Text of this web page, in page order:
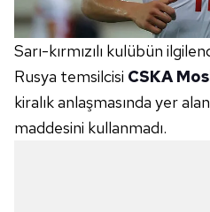
Sarı-kırmızılı kulübün
Rusya temsilcisi CSKA
kiralık anlaşmasında yer
maddesini kullanmadı.